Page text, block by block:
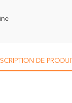
DE PRODUIT